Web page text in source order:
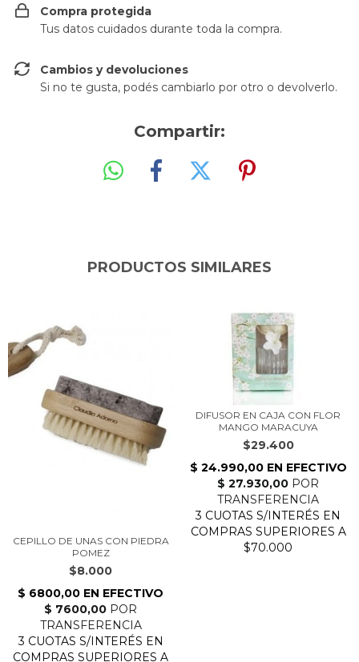
Compra protegida
Tus datos cuidados durante toda la compra.
Cambios y devoluciones
Si no te gusta, podés cambiarlo por otro o devolverlo.
Compartir:
PRODUCTOS SIMILARES
CEPILLO DE UNAS CON PIEDRA
POMEZ
$8.000
DIFUSOR EN CAJA CON FLOR
MANGO MARACUYA
$29.400